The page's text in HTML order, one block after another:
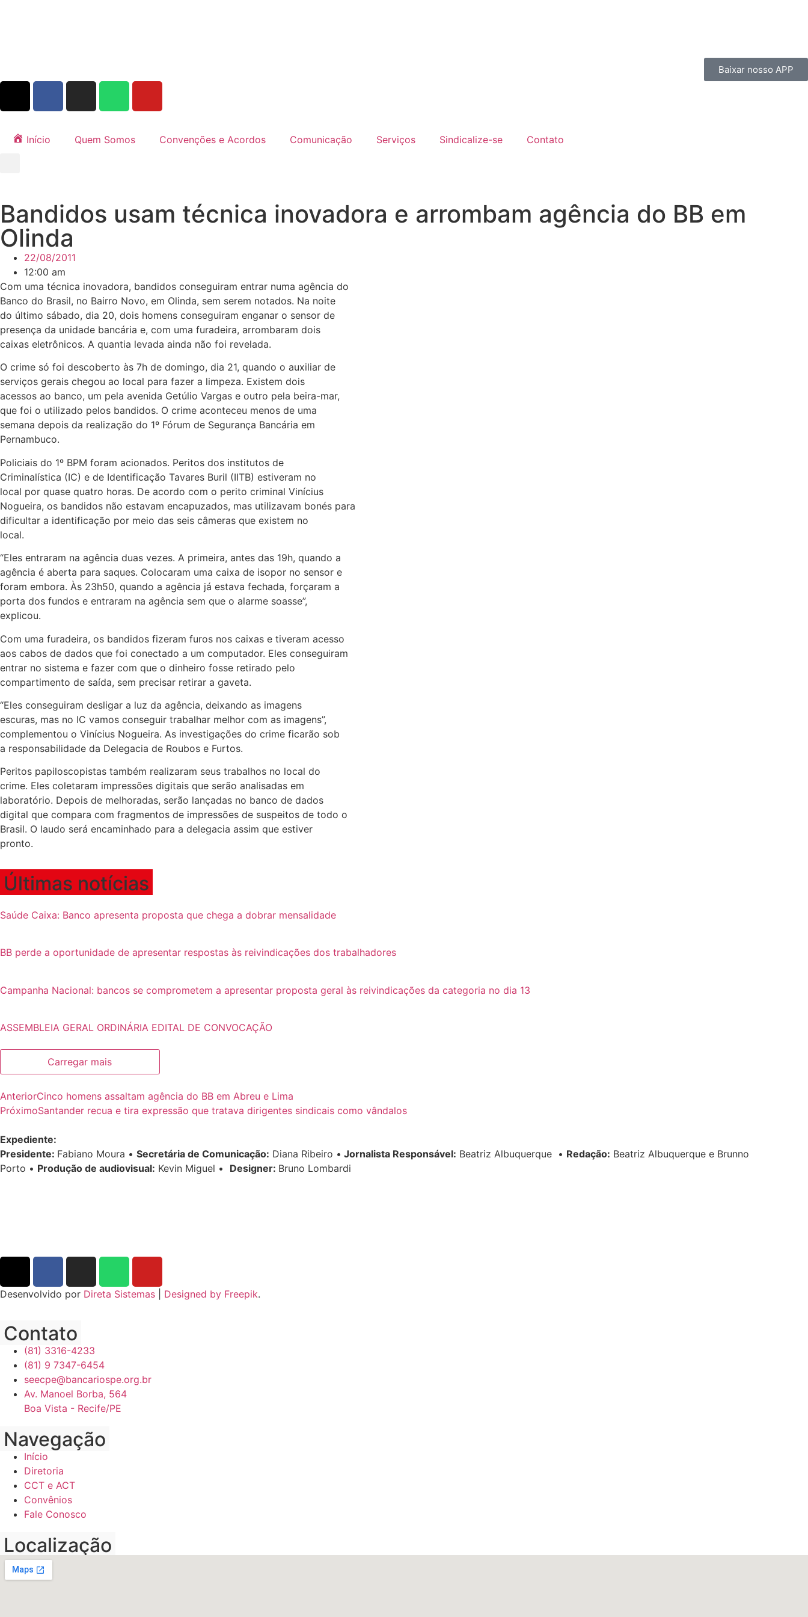
Baixar nosso APP
Início Quem Somos Convenções e Acordos Comunicação Serviços Sindicalize-se Contato
Bandidos usam técnica inovadora e arrombam agência do BB em
Olinda
22/08/2011
12:00 am
Com uma técnica inovadora, bandidos conseguiram entrar numa agência do
Banco do Brasil, no Bairro Novo, em Olinda, sem serem notados. Na noite
do último sábado, dia 20, dois homens conseguiram enganar o sensor de
presença da unidade bancária e, com uma furadeira, arrombaram dois
caixas eletrônicos. A quantia levada ainda não foi revelada.
O crime só foi descoberto às 7h de domingo, dia 21, quando o auxiliar de
serviços gerais chegou ao local para fazer a limpeza. Existem dois
acessos ao banco, um pela avenida Getúlio Vargas e outro pela beira-mar,
que foi o utilizado pelos bandidos. O crime aconteceu menos de uma
semana depois da realização do 1º Fórum de Segurança Bancária em
Pernambuco.
Policiais do 1º BPM foram acionados. Peritos dos institutos de
Criminalística (IC) e de Identificação Tavares Buril (IITB) estiveram no
local por quase quatro horas. De acordo com o perito criminal Vinícius
Nogueira, os bandidos não estavam encapuzados, mas utilizavam bonés para
dificultar a identificação por meio das seis câmeras que existem no
local.
“Eles entraram na agência duas vezes. A primeira, antes das 19h, quando a
agência é aberta para saques. Colocaram uma caixa de isopor no sensor e
foram embora. Às 23h50, quando a agência já estava fechada, forçaram a
porta dos fundos e entraram na agência sem que o alarme soasse”,
explicou.
Com uma furadeira, os bandidos fizeram furos nos caixas e tiveram acesso
aos cabos de dados que foi conectado a um computador. Eles conseguiram
entrar no sistema e fazer com que o dinheiro fosse retirado pelo
compartimento de saída, sem precisar retirar a gaveta.
“Eles conseguiram desligar a luz da agência, deixando as imagens
escuras, mas no IC vamos conseguir trabalhar melhor com as imagens”,
complementou o Vinícius No­gueira. As investigações do crime ficarão sob
a responsabilidade da Delegacia de Roubos e Furtos.
Peritos papiloscopistas também realizaram seus trabalhos no local do
crime. Eles coletaram impressões digitais que serão analisadas em
laboratório. Depois de melhoradas, serão lançadas no banco de dados
digital que compara com fragmentos de impressões de suspeitos de todo o
Brasil. O laudo será encaminhado para a delegacia assim que estiver
pronto.
Últimas notícias
Saúde Caixa: Banco apresenta proposta que chega a dobrar mensalidade
BB perde a oportunidade de apresentar respostas às reivindicações dos trabalhadores
Campanha Nacional: bancos se comprometem a apresentar proposta geral às reivindicações da categoria no dia 13
ASSEMBLEIA GERAL ORDINÁRIA EDITAL DE CONVOCAÇÃO
Carregar mais
AnteriorCinco homens assaltam agência do BB em Abreu e Lima
PróximoSantander recua e tira expressão que tratava dirigentes sindicais como vândalos
Expediente:
Presidente: Fabiano Moura • Secretária de Comunicação: Diana Ribeiro • Jornalista Responsável: Beatriz Albuquerque • Redação: Beatriz Albuquerque e Brunno
Porto • Produção de audiovisual: Kevin Miguel • Designer: Bruno Lombardi
Desenvolvido por Direta Sistemas Designed by Freepik.
Contato
(81) 3316-4233
(81) 9 7347-6454
seecpe@bancariospe.org.br
Av. Manoel Borba, 564
Boa Vista - Recife/PE
Navegação
Início
Diretoria
CCT e ACT
Convênios
Fale Conosco
Localização